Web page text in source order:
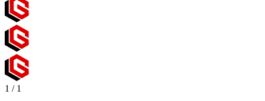
1 / 1